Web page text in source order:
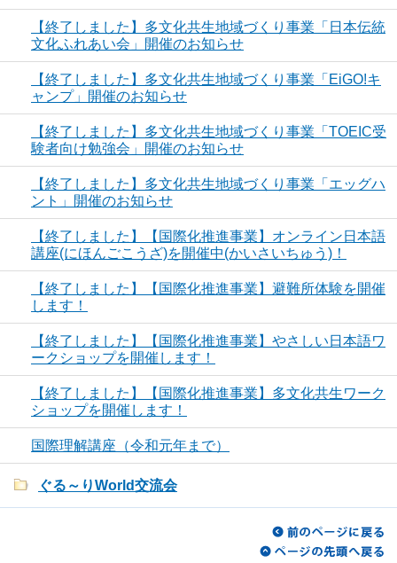
【終了しました】多文化共生地域づくり事業「日本伝統
文化ふれあい会」開催のお知らせ
【終了しました】多文化共生地域づくり事業「EiGO!キ
ャンプ」開催のお知らせ
【終了しました】多文化共生地域づくり事業「TOEIC受
験者向け勉強会」開催のお知らせ
【終了しました】多文化共生地域づくり事業「エッグハ
ント」開催のお知らせ
【終了しました】【国際化推進事業】オンライン日本語
講座(にほんごこうざ)を開催中(かいさいちゅう)！
【終了しました】【国際化推進事業】避難所体験を開催
します！
【終了しました】【国際化推進事業】やさしい日本語ワ
ークショップを開催します！
【終了しました】【国際化推進事業】多文化共生ワーク
ショップを開催します！
国際理解講座（令和元年まで）
ぐる～りWorld交流会